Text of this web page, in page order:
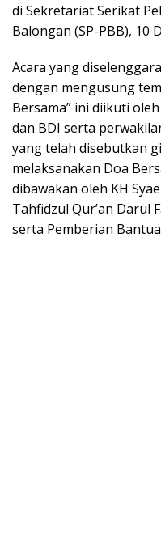
di Sekretariat Serikat
Balongan (SP-PBB), 10
Acara yang
dengan mengusung
Bersama” ini diikuti
dan BDI serta
yang telah disebutkan
melaksanakan Doa
dibawakan oleh KH
Tahfidzul Qur’an Darul
serta Pemberian